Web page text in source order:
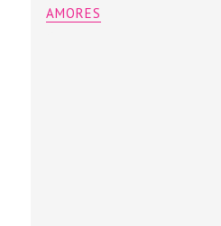
AMORES